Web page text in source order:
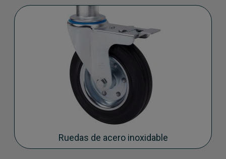
Ruedas de acero inoxidable